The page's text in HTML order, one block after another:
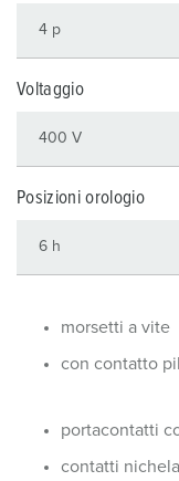
Voltaggio
Posizioni orologio
morsetti a vite
con contatto
portacontatti
contatti